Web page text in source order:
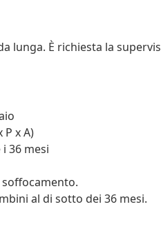
lunga. È richiesta la
P x A)
36 mesi
al di sotto dei 36 mesi.